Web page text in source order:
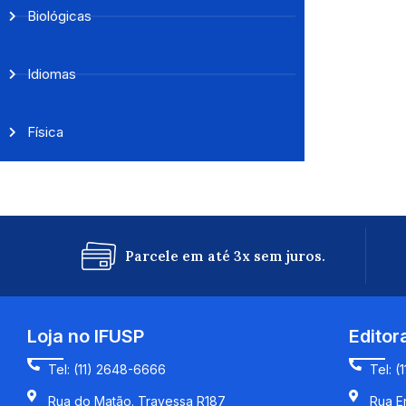
Biológicas
Idiomas
Física
Parcele em até 3x sem juros.
Loja no IFUSP
Tel: (11) 2648-6666
Rua do Matão. Travessa R187
Tel:
Rua